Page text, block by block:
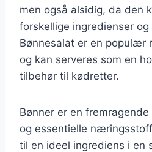
men også alsidig, da den
forskellige ingredienser og
Bønnesalat er en populær
og kan serveres som en
tilbehør til kødretter.
Bønner er en
og essentielle
til en ideel ingrediens i en